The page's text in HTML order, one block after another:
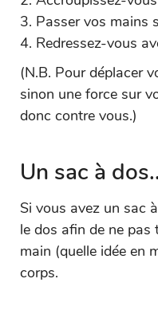
Passer vos mains
Redressez-vous
(N.B. Pour déplacer
sinon une force sur
donc contre vous.)
Un sac à
Si vous avez un sac
le dos afin de ne pas
main (quelle idée en
corps.